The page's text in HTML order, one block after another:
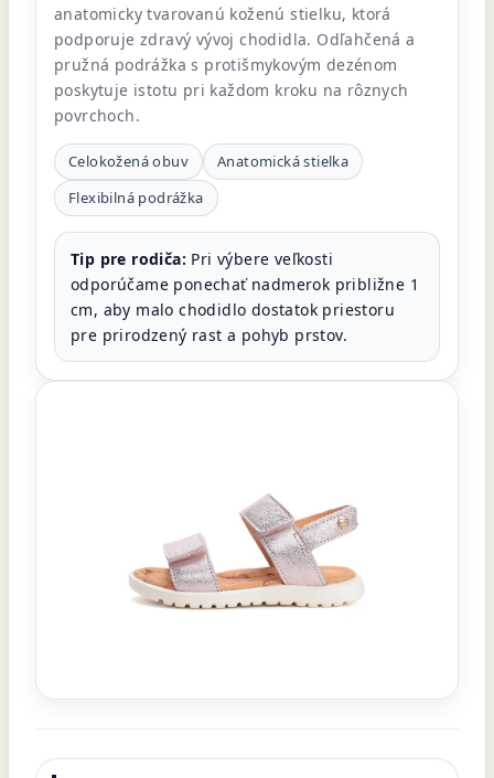
anatomicky tvarovanú koženú stielku, ktorá
podporuje zdravý vývoj chodidla. Odľahčená a
pružná podrážka s protišmykovým dezénom
poskytuje istotu pri každom kroku na rôznych
povrchoch.
Celokožená obuv
Anatomická stielka
Flexibilná podrážka
Tip pre rodiča: Pri výbere veľkosti
odporúčame ponechať nadmerok približne 1
cm, aby malo chodidlo dostatok priestoru
pre prirodzený rast a pohyb prstov.